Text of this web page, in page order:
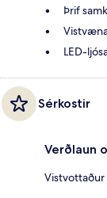
Þrif
LED-
Sérkostir
Verðlaun